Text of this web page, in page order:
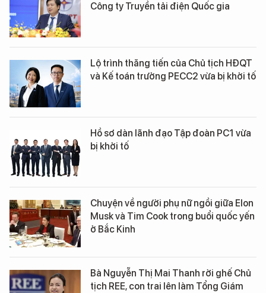
Công ty Truyền tải điện Quốc gia
Lộ trình thăng tiến của Chủ tịch HĐQT
và Kế toán trưởng PECC2 vừa bị khởi tố
Hồ sơ dàn lãnh đạo Tập đoàn PC1 vừa
bị khởi tố
Chuyện về người phụ nữ ngồi giữa Elon
Musk và Tim Cook trong buổi quốc yến
ở Bắc Kinh
Bà Nguyễn Thị Mai Thanh rời ghế Chủ
tịch REE, con trai lên làm Tổng Giám